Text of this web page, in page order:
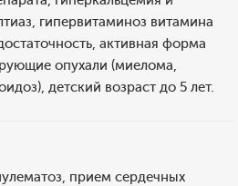
гипервитаминоз витамина
активная форма
опухали (миелома,
детский возраст до 5 лет.
прием сердечных